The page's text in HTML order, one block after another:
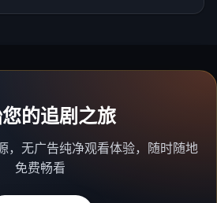
的追剧之旅
，无广告纯净观看体验，随时随地
免费畅看